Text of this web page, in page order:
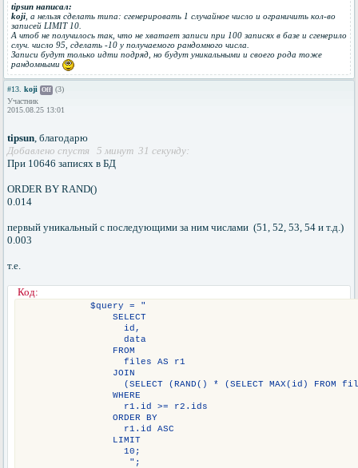
tipsun написал:
koji , а нельзя сделать типа: сгенерировать 1 случайное число и ограничить кол-во
записей LIMIT 10.
А чтоб не получилось так, что не хватает записи при 100 записях в базе и сгенерило
случ. число 95, сделать -10 у получаемого рандомного числа.
Записи будут только идти подряд, но будут уникальными и своего рода тоже
рандомными
#13. koji Off (3)
Участник
2015.08.25 13:01
tipsun , благодарю
Добавлено спустя 5 минут 31 секунду:
При 10646 записях в БД
ORDER BY RAND()
0.014
первый уникальный с последующими за ним числами (51, 52, 53, 54 и т.д.)
0.003
т.е.
Код:
            $query = "
                SELECT
                  id,
                  data
                FROM
                  files AS r1
                JOIN
(SELECT (RAND() * (SELECT MAX(id) FROM
                WHERE
                  r1.id >= r2.ids
                ORDER BY
                  r1.id ASC
                LIMIT
                  10;
                   ";